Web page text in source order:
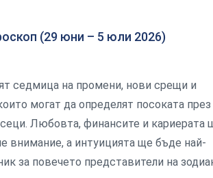
(29 юни – 5 юли 2026)
седмица на промени, нови срещи и
могат да определят посоката през
Любовта, финансите и кариерата
внимание, а интуицията ще бъде най-
за повечето представители на